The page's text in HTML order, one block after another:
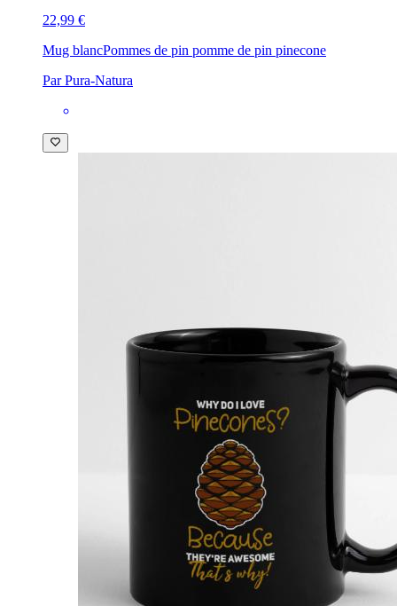
22,99 €
Mug blancPommes de pin pomme de pin pinecone
Par Pura-Natura